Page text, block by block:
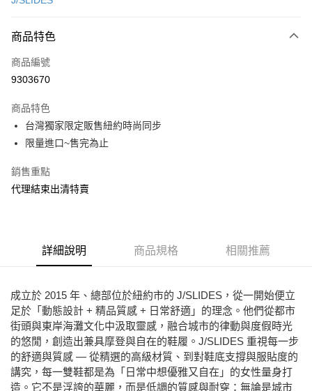
LINE Pay
Apple Pay
悠遊付
ATM付款
運送方式
全家取貨付款
免運費
付款後門市自取
每筆NT$80，滿NT$2,000(含以上)免運費
商品特色
商品編號
9303670
商品特色
台灣獨家限定販售紐約時尚同步
限量進口~售完為止
銷售重點
代理結束出清特賣
詳細說明 商品規格 相關推薦
成立於 2015 年、總部位於紐約市的 J/SLIDES，從一開始便立
足於「動態設計 + 精品質感 + 日常舒適」的理念。他們從都市
街頭與東岸海灘文化中汲取靈感，融合城市的律動與度假時光
的悠閒，創造出兼具摩登與自在的鞋履。J/SLIDES 重視每一步
的舒適與質感 — 從精選的高級材質、到對鞋底支撐與服貼度的
講究，每一雙鞋都是為「日常中想優雅又自在」的女性量身打
造。它不是浮誇的華麗，而是低調的質感與耐穿：無論是城市